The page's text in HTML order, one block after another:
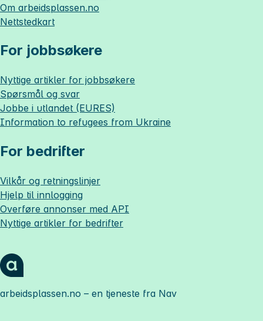
Om arbeidsplassen.no
Nettstedkart
For jobbsøkere
Nyttige artikler for jobbsøkere
Spørsmål og svar
Jobbe i utlandet (EURES)
Information to refugees from Ukraine
For bedrifter
Vilkår og retningslinjer
Hjelp til innlogging
Overføre annonser med API
Nyttige artikler for bedrifter
arbeidsplassen.no – en tjeneste fra Nav